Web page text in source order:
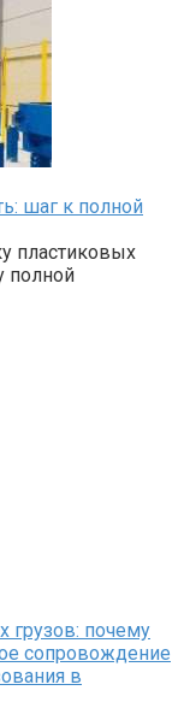
шаг к полной
пластиковых
полной
грузов: почему
сопровождение
в